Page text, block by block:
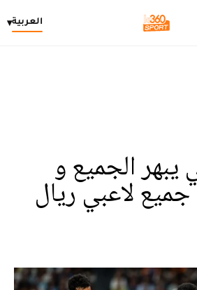
العربية▾
يبهر الجميع و
لاعبي ريال